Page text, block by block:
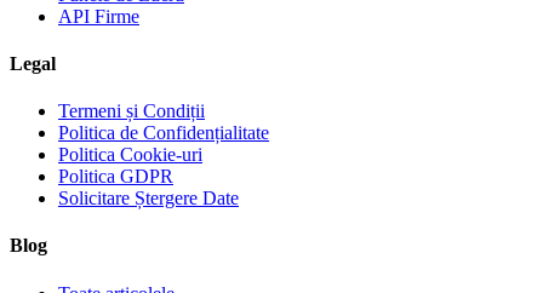
API Firme
Legal
Termeni și Condiții
Politica de Confidențialitate
Politica Cookie-uri
Politica GDPR
Solicitare Ștergere Date
Blog